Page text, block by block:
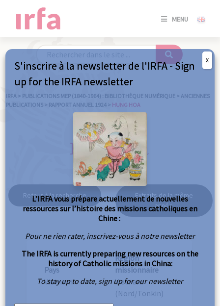
MENU
SE
/
IRFA > PUBLICATIONS MEP (1840-1964) : BIBLIOTHÈQUE NUMÉRIQUE > ANCIENNES
PUBLICATIONS > RAPPORT ANNUEL 1924 > HUNG HOA
Hung Hoa
Retour à la recherche
Extraits de la même
année
Pays
Vietnam
Région
missionnaire
Vietnam
(Nord/Tonkin)
S'inscrire à la newsletter de l'IRFA - Sign
up for the IRFA newsletter
L’IRFA vous prépare actuellement de nouvelles
ressources sur l’histoire des missions catholiques en
Chine :
Pour ne rien rater, inscrivez-vous à notre newsletter
The IRFA is currently preparing new resources on the
history of Catholic missions in China:
To stay up to date, sign up for our newsletter
X